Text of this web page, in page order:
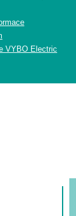
VYBO Electric